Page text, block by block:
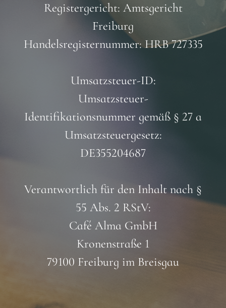
Registergericht: Amtsgericht
Freiburg
Handelsregisternummer: HRB 727335
Umsatzsteuer-ID:
Umsatzsteuer-
Identifikationsnummer gemäß § 27 a
Umsatzsteuergesetz:
DE355204687
Verantwortlich für den Inhalt nach §
55 Abs. 2 RStV:
Café Alma GmbH
Kronenstraße 1
79100 Freiburg im Breisgau